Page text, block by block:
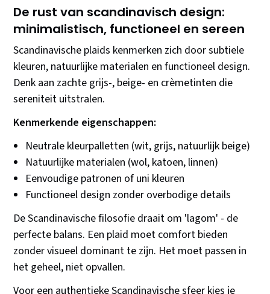
De rust van scandinavisch design:
minimalistisch, functioneel en sereen
Scandinavische plaids kenmerken zich door subtiele
kleuren, natuurlijke materialen en functioneel design.
Denk aan zachte grijs-, beige- en crèmetinten die
sereniteit uitstralen.
Kenmerkende eigenschappen:
Neutrale kleurpalletten (wit, grijs, natuurlijk beige)
Natuurlijke materialen (wol, katoen, linnen)
Eenvoudige patronen of uni kleuren
Functioneel design zonder overbodige details
De Scandinavische filosofie draait om 'lagom' - de
perfecte balans. Een plaid moet comfort bieden
zonder visueel dominant te zijn. Het moet passen in
het geheel, niet opvallen.
Voor een authentieke Scandinavische sfeer kies je